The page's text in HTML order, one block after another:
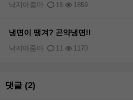
15 1859
낙지아줌마
냉면이 땡겨? 곤약냉면!!
11 1170
낙지아줌마
댓글 (2)